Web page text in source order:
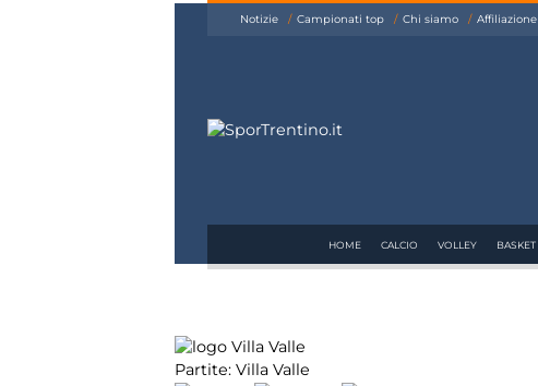
Notizie Campionati top Chi siamo Affiliazione
HOME CALCIO VOLLEY BASKET
Partite: Villa Valle